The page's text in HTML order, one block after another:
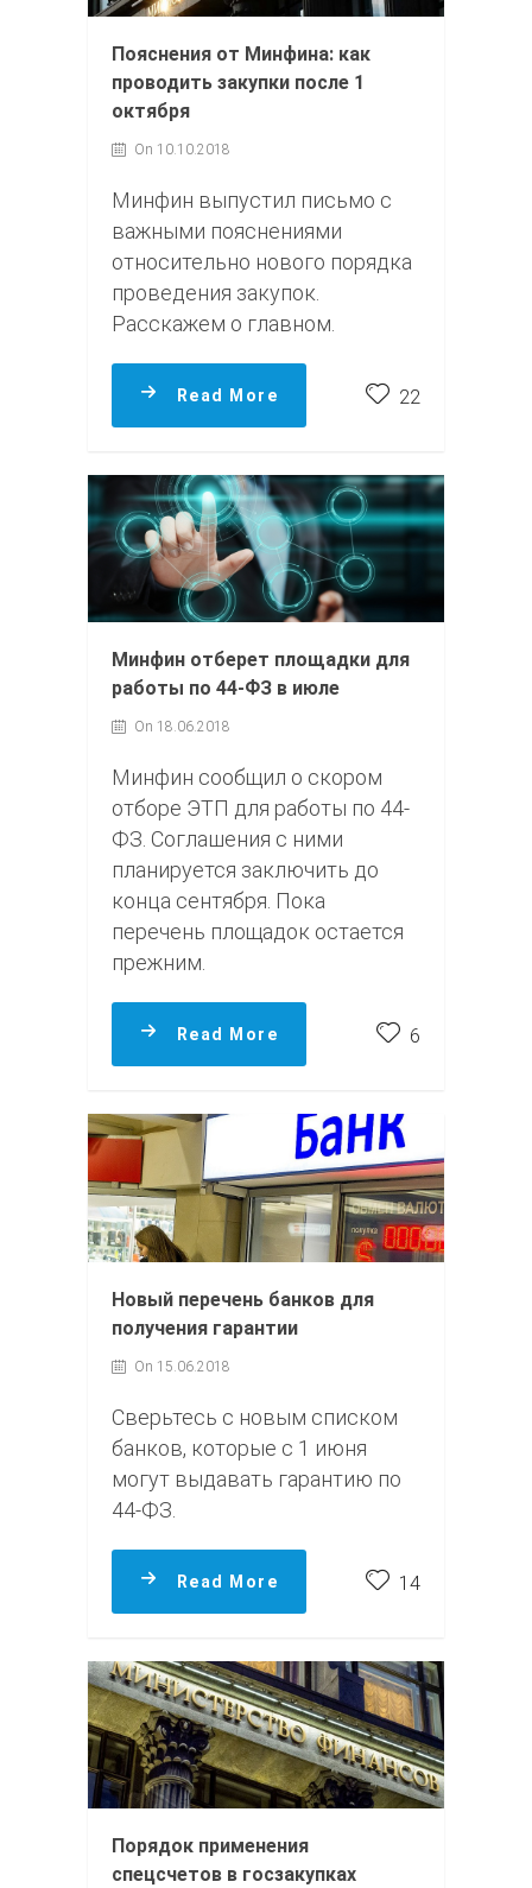
Пояснения от Минфина: как
проводить закупки после 1
октября
On 10.10.2018
Минфин выпустил письмо с
важными пояснениями
относительно нового порядка
проведения закупок.
Расскажем о главном.
Read More 22
Минфин отберет площадки для
работы по 44-ФЗ в июле
On 18.06.2018
Минфин сообщил о скором
отборе ЭТП для работы по 44-
ФЗ. Соглашения с ними
планируется заключить до
конца сентября. Пока
перечень площадок остается
прежним.
Read More 6
Новый перечень банков для
получения гарантии
On 15.06.2018
Сверьтесь с новым списком
банков, которые с 1 июня
могут выдавать гарантию по
44-ФЗ.
Read More 14
Порядок применения
спецсчетов в госзакупках